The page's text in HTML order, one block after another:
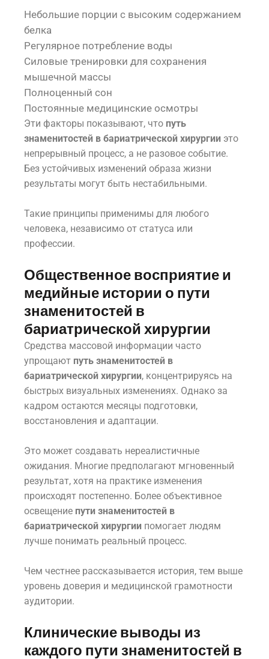
Небольшие порции с высоким содержанием
белка
Регулярное потребление воды
Силовые тренировки для сохранения
мышечной массы
Полноценный сон
Постоянные медицинские осмотры
Эти факторы показывают, что путь
знаменитостей в бариатрической хирургии это
непрерывный процесс, а не разовое событие.
Без устойчивых изменений образа жизни
результаты могут быть нестабильными.
Такие принципы применимы для любого
человека, независимо от статуса или
профессии.
Общественное восприятие и
медийные истории о пути
знаменитостей в
бариатрической хирургии
Средства массовой информации часто
упрощают путь знаменитостей в
бариатрической хирургии, концентрируясь на
быстрых визуальных изменениях. Однако за
кадром остаются месяцы подготовки,
восстановления и адаптации.
Это может создавать нереалистичные
ожидания. Многие предполагают мгновенный
результат, хотя на практике изменения
происходят постепенно. Более объективное
освещение пути знаменитостей в
бариатрической хирургии помогает людям
лучше понимать реальный процесс.
Чем честнее рассказывается история, тем выше
уровень доверия и медицинской грамотности
аудитории.
Клинические выводы из
каждого пути знаменитостей в